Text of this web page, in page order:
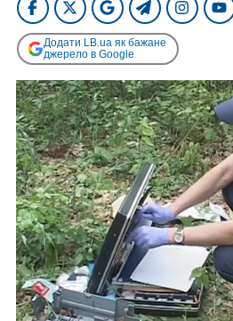
Додати LB.ua як бажане
джерело в Google